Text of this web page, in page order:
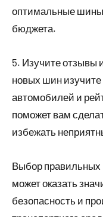
оптимальные шины
бюджета.
5. Изучите отзывы
новых шин
автомобилей и
поможет вам
избежать
Выбор
может оказать
безопасность и